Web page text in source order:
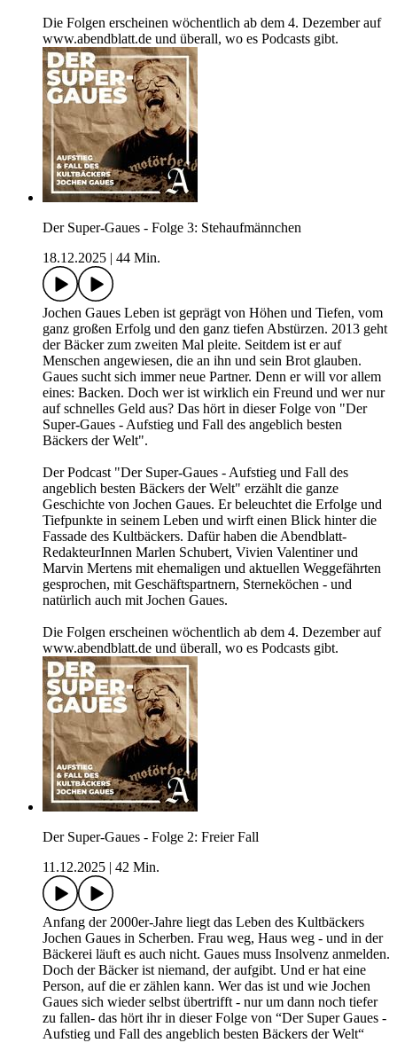
Die Folgen erscheinen wöchentlich ab dem 4. Dezember auf
www.abendblatt.de und überall, wo es Podcasts gibt.
Der Super-Gaues - Folge 3: Stehaufmännchen
18.12.2025
44 Min.
Jochen Gaues Leben ist geprägt von Höhen und Tiefen, vom
ganz großen Erfolg und den ganz tiefen Abstürzen. 2013 geht
der Bäcker zum zweiten Mal pleite. Seitdem ist er auf
Menschen angewiesen, die an ihn und sein Brot glauben.
Gaues sucht sich immer neue Partner. Denn er will vor allem
eines: Backen. Doch wer ist wirklich ein Freund und wer nur
auf schnelles Geld aus? Das hört in dieser Folge von "Der
Super-Gaues - Aufstieg und Fall des angeblich besten
Bäckers der Welt".
Der Podcast "Der Super-Gaues - Aufstieg und Fall des
angeblich besten Bäckers der Welt" erzählt die ganze
Geschichte von Jochen Gaues. Er beleuchtet die Erfolge und
Tiefpunkte in seinem Leben und wirft einen Blick hinter die
Fassade des Kultbäckers. Dafür haben die Abendblatt-
RedakteurInnen Marlen Schubert, Vivien Valentiner und
Marvin Mertens mit ehemaligen und aktuellen Weggefährten
gesprochen, mit Geschäftspartnern, Sterneköchen - und
natürlich auch mit Jochen Gaues.
Die Folgen erscheinen wöchentlich ab dem 4. Dezember auf
www.abendblatt.de und überall, wo es Podcasts gibt.
Der Super-Gaues - Folge 2: Freier Fall
11.12.2025
42 Min.
Anfang der 2000er-Jahre liegt das Leben des Kultbäckers
Jochen Gaues in Scherben. Frau weg, Haus weg - und in der
Bäckerei läuft es auch nicht. Gaues muss Insolvenz anmelden.
Doch der Bäcker ist niemand, der aufgibt. Und er hat eine
Person, auf die er zählen kann. Wer das ist und wie Jochen
Gaues sich wieder selbst übertrifft - nur um dann noch tiefer
zu fallen- das hört ihr in dieser Folge von “Der Super Gaues -
Aufstieg und Fall des angeblich besten Bäckers der Welt“